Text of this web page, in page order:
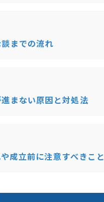
までの流れ
まない原因と対処法
成立前に注意すべきこと